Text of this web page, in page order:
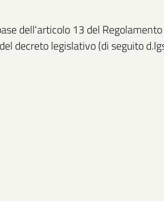
dell'articolo 13 del
decreto legislativo (di seguito